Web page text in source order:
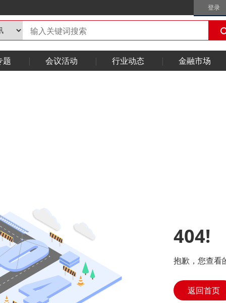
登录
题 会议活动 行业动态 金融市场
404!
抱歉，您查看
返回首页